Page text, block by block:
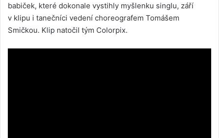
babiček, které dokonale vystihly myšlenku singlu, září
v klipu i tanečníci vedení choreografem Tomášem
Smičkou. Klip natočil tým Colorpix.